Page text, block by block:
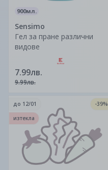
900мл.
Sensimo
Гел за пране различни
видове
7.99лв.
9.99лв.
до 12/01
-39%
изтекла